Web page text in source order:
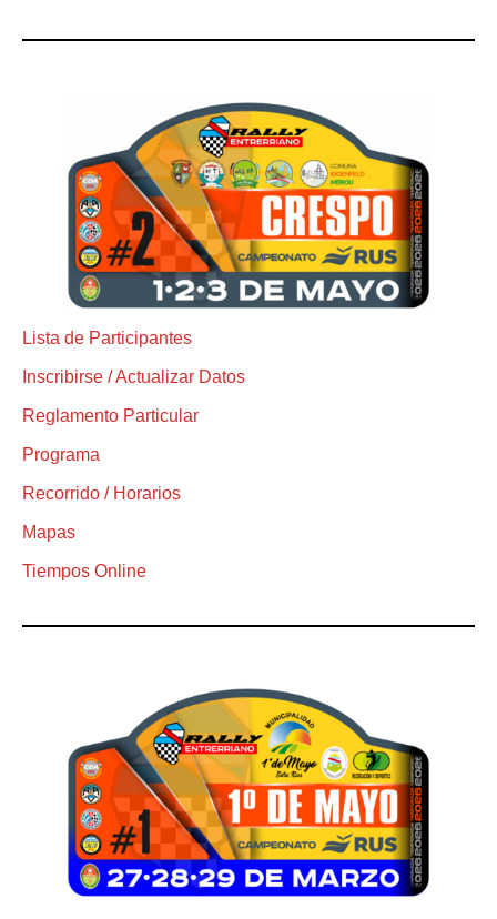
Lista de Participantes
Inscribirse / Actualizar Datos
Reglamento Particular
Programa
Recorrido / Horarios
Mapas
Tiempos Online